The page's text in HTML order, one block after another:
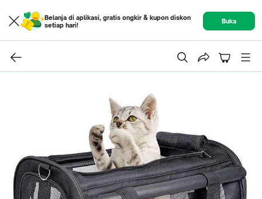
Belanja di aplikasi, gratis ongkir & kupon diskon
setiap hari!
Buka